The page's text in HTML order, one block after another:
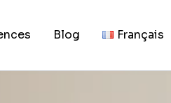
Blog Français
de